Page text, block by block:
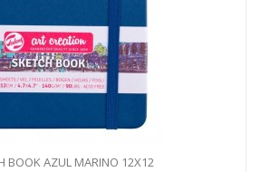
BOOK AZUL MARINO 12X12